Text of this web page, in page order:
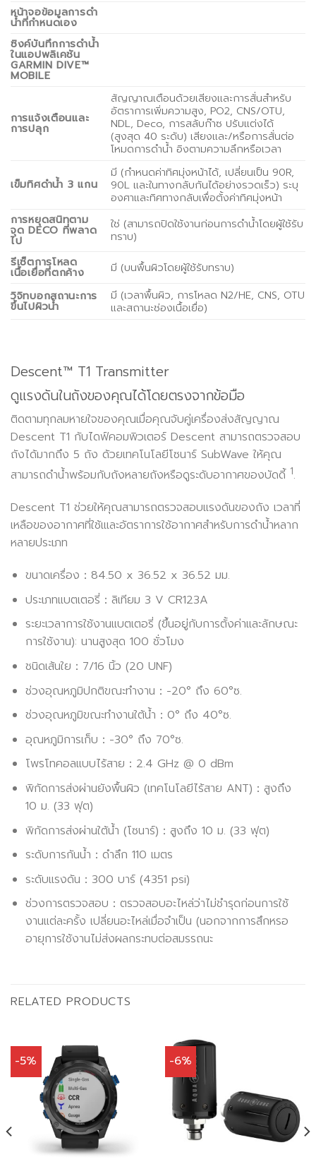
หน้าจอข้อมูลการดำ
น้ำที่กำหนดเอง
ซิงค์บันทึกการดำน้ำ
ในแอปพลิเคชัน
GARMIN DIVE™
MOBILE
การแจ้งเตือนและ
การปลุก
สัญญาณเตือนด้วยเสียงและการสั่นสำหรับ
อัตราการเพิ่มความสูง, PO2, CNS/OTU,
NDL, Deco, การสลับก๊าซ ปรับแต่งได้
(สูงสุด 40 ระดับ) เสียงและ/หรือการสั่นต่อ
โหมดการดำน้ำ อิงตามความลึกหรือเวลา
เข็มทิศดำน้ำ 3 แกน
มี (กำหนดค่าทิศมุ่งหน้าได้, เปลี่ยนเป็น 90R,
90L และในทางกลับกันได้อย่างรวดเร็ว) ระบุ
องศาและทิศทางกลับเพื่อตั้งค่าทิศมุ่งหน้า
การหยุดสนิทตาม
จุด DECO ที่พลาด
ไป
ใช่ (สามารถปิดใช้งานก่อนการดำน้ำโดยผู้ใช้รับ
ทราบ)
รีเซ็ตการโหลด
เนื้อเยื่อที่ตกค้าง
มี (บนพื้นผิวโดยผู้ใช้รับทราบ)
วิจิทบอกสถานะการ
ขึ้นไปผิวน้ำ
มี (เวลาพื้นผิว, การโหลด N2/HE, CNS, OTU
และสถานะช่องเนื้อเยื่อ)
Descent™ T1 Transmitter
ดูแรงดันในถังของคุณได้โดยตรงจากข้อมือ
ติดตามทุกลมหายใจของคุณเมื่อคุณจับคู่เครื่องส่งสัญญาณ
Descent T1 กับไดฟ์คอมพิวเตอร์ Descent สามารถตรวจสอบ
ถังได้มากถึง 5 ถัง ด้วยเทคโนโลยีโซนาร์ SubWave ให้คุณ
สามารถดำน้ำพร้อมกับถังหลายถังหรือดูระดับอากาศของบัดดี้ 1.
Descent T1 ช่วยให้คุณสามารถตรวจสอบแรงดันของถัง เวลาที่
เหลือของอากาศที่ใช้เและอัตราการใช้อากาศสำหรับการดำน้ำหลาก
หลายประเภท
ขนาดเครื่อง：84.50 x 36.52 x 36.52 มม.
ประเภทแบตเตอรี่：ลิเทียม 3 V CR123A
ระยะเวลาการใช้งานแบตเตอรี่ (ขึ้นอยู่กับการตั้งค่าและลักษณะ
การใช้งาน): นานสูงสุด 100 ชั่วโมง
ชนิดเส้นใย：7/16 นิ้ว (20 UNF)
ช่วงอุณหภูมิปกติขณะทำงาน：-20° ถึง 60°ซ.
ช่วงอุณหภูมิขณะทำงานใต้น้ำ：0° ถึง 40°ซ.
อุณหภูมิการเก็บ：-30° ถึง 70°ซ.
โพรโทคอลแบบไร้สาย：2.4 GHz @ 0 dBm
พิกัดการส่งผ่านยังพื้นผิว (เทคโนโลยีไร้สาย ANT)：สูงถึง
10 ม. (33 ฟุต)
พิกัดการส่งผ่านใต้น้ำ (โซนาร์)：สูงถึง 10 ม. (33 ฟุต)
ระดับการกันน้ำ：ดำลึก 110 เมตร
ระดับแรงดัน：300 บาร์ (4351 psi)
ช่วงการตรวจสอบ：ตรวจสอบอะไหล่ว่าไม่ชำรุดก่อนการใช้
งานแต่ละครั้ง เปลี่ยนอะไหล่เมื่อจำเป็น (นอกจากการสึกหรอ
อายุการใช้งานไม่ส่งผลกระทบต่อสมรรถนะ
RELATED PRODUCTS
-5% -6%